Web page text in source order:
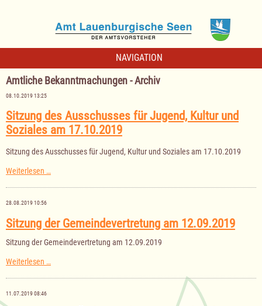
NAVIGATION
Amtliche Bekanntmachungen - Archiv
08.10.2019 13:25
Sitzung des Ausschusses für Jugend, Kultur und
Soziales am 17.10.2019
Sitzung des Ausschusses für Jugend, Kultur und Soziales am 17.10.2019
Weiterlesen …Sitzung
Ausschusses
Kultur
und
am
28.08.2019 10:56
Sitzung der Gemeindevertretung am 12.09.2019
Sitzung der Gemeindevertretung am 12.09.2019
Weiterlesen …
Gemeindevertretung
11.07.2019 08:46